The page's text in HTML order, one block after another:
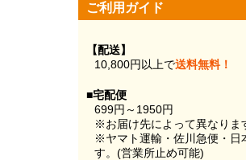
ご利用ガイド
【配送】
10,800円以上で送料無料！
■宅配便
699円～1950円
※お届け先によって異なりま
※ヤマト運輸・佐川急便・日
す。(営業所止め可能)